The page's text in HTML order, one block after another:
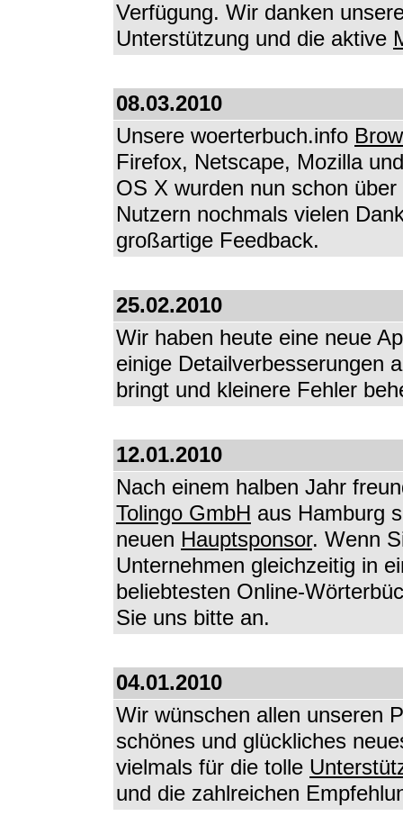
Verfügung. Wir danken
Unterstützung und die aktive
08.03.2010
Unsere woerterbuch.info
Firefox, Netscape, Mozilla
OS X wurden nun schon
Nutzern nochmals vielen
großartige Feedback.
25.02.2010
Wir haben heute eine neue
einige Detailverbesserungen
bringt und kleinere Fehler
12.01.2010
Nach einem halben Jahr
Tolingo GmbH aus Hamburg
neuen Hauptsponsor. Wenn
Unternehmen gleichzeitig in
beliebtesten Online-
Sie uns bitte an.
04.01.2010
Wir wünschen allen unseren
schönes und glückliches
vielmals für die tolle
und die zahlreichen